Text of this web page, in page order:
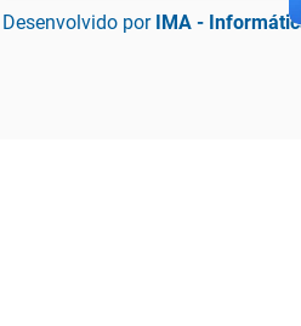
Desenvolvido por IMA -